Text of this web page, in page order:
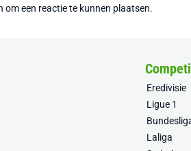
om een reactie te kunnen plaatsen.
Eredivisie
Ligue 1
Laliga